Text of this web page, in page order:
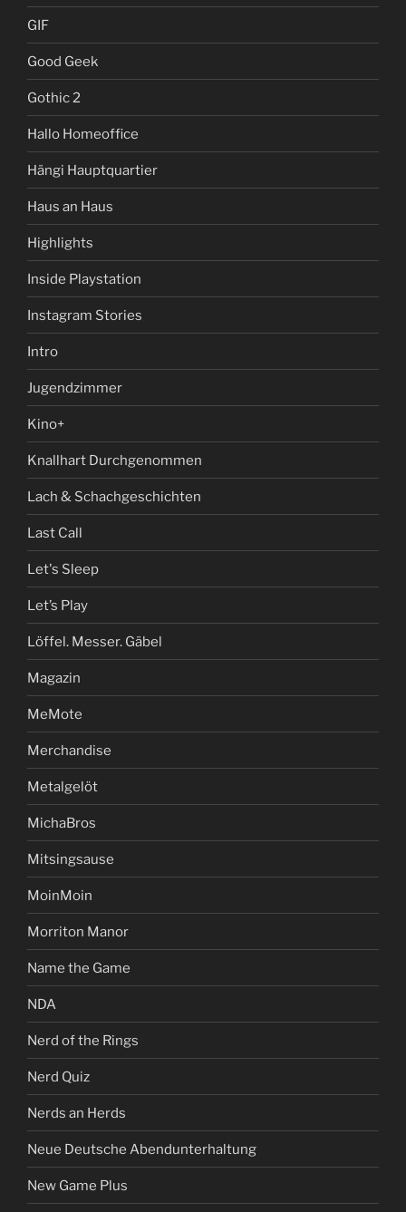
GIF
Good Geek
Gothic 2
Hallo Homeoffice
Hängi Hauptquartier
Haus an Haus
Highlights
Inside Playstation
Instagram Stories
Intro
Jugendzimmer
Kino+
Knallhart Durchgenommen
Lach & Schachgeschichten
Last Call
Let's Sleep
Let’s Play
Löffel. Messer. Gäbel
Magazin
MeMote
Merchandise
Metalgelöt
MichaBros
Mitsingsause
MoinMoin
Morriton Manor
Name the Game
NDA
Nerd of the Rings
Nerd Quiz
Nerds an Herds
Neue Deutsche Abendunterhaltung
New Game Plus